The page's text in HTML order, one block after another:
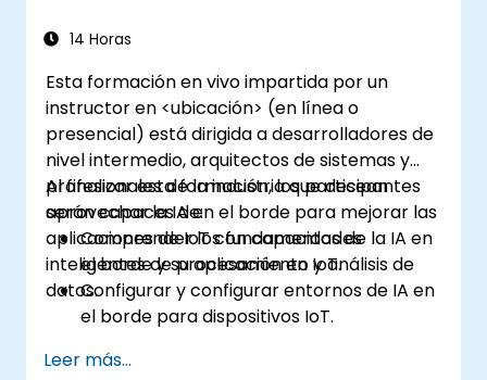
en el borde para el mantenimiento
tiempo real.
14 Horas
Esta formación en vivo impartida por un
instructor en <ubicación> (en línea o
presencial) está dirigida a desarrolladores de
nivel intermedio, arquitectos de sistemas y
profesionales de la industria que desean
aprovechar la IA en el borde para mejorar las
aplicaciones de IoT con capacidades
inteligentes de procesamiento y análisis de
datos.
Al finalizar esta formación, los participantes
serán capaces de:
Comprender los fundamentos de la IA en
el borde y su aplicación en IoT.
Configurar y configurar entornos de IA en
el borde para dispositivos IoT.
en dispositivos de borde para
Leer más...